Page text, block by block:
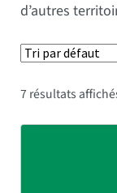
d’autres
7 résultats